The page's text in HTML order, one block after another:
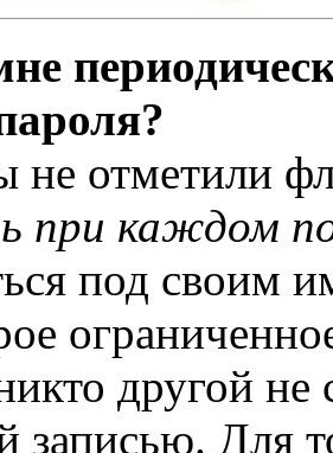
не отметили
при каждом
под своим
другой не
записью. Для